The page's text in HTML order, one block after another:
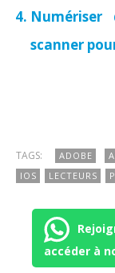
Numériser
scanner
TAGS: ADOBE
IOS
LECTEURS
accéder à